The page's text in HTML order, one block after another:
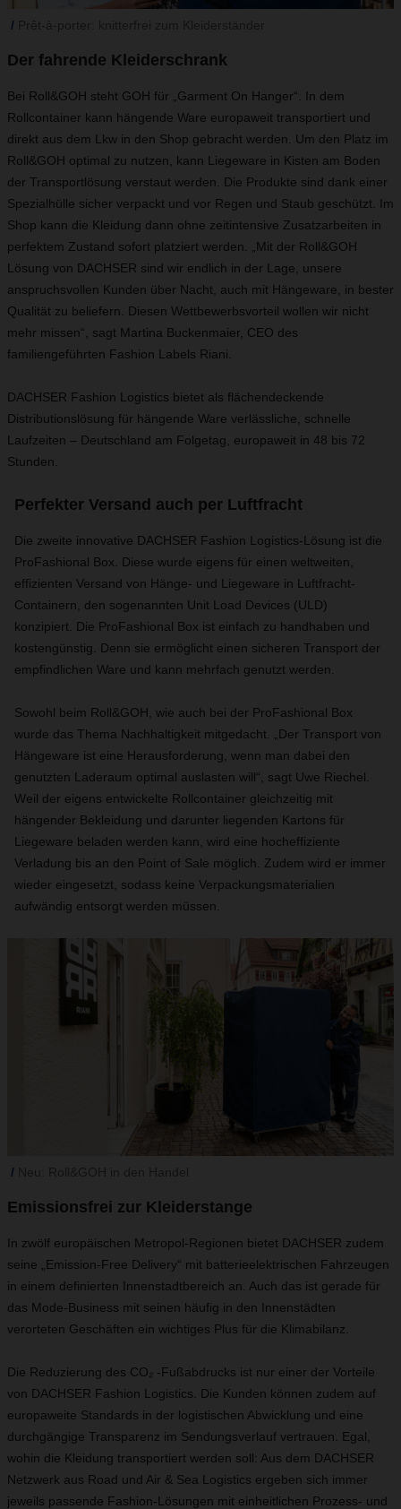
Der fahrende Kleiderschrank
Bei Roll&GOH steht GOH für „Garment On Hanger“. In dem
Rollcontainer kann hängende Ware europaweit transportiert und
direkt aus dem Lkw in den Shop gebracht werden. Um den Platz im
Roll&GOH optimal zu nutzen, kann Liegeware in Kisten am Boden
der Transportlösung verstaut werden. Die Produkte sind dank einer
Spezialhülle sicher verpackt und vor Regen und Staub geschützt. Im
Shop kann die Kleidung dann ohne zeitintensive Zusatzarbeiten in
perfektem Zustand sofort platziert werden. „Mit der Roll&GOH
Lösung von DACHSER sind wir endlich in der Lage, unsere
anspruchsvollen Kunden über Nacht, auch mit Hängeware, in bester
Qualität zu beliefern. Diesen Wettbewerbsvorteil wollen wir nicht
mehr missen“, sagt Martina Buckenmaier, CEO des
familiengeführten Fashion Labels Riani.
DACHSER Fashion Logistics bietet als flächendeckende
Distributionslösung für hängende Ware verlässliche, schnelle
Laufzeiten – Deutschland am Folgetag, europaweit in 48 bis 72
Stunden.
Perfekter Versand auch per Luftfracht
Die zweite innovative DACHSER Fashion Logistics-Lösung ist die
ProFashional Box. Diese wurde eigens für einen weltweiten,
effizienten Versand von Hänge- und Liegeware in Luftfracht-
Containern, den sogenannten Unit Load Devices (ULD)
konzipiert. Die ProFashional Box ist einfach zu handhaben und
kostengünstig. Denn sie ermöglicht einen sicheren Transport der
empfindlichen Ware und kann mehrfach genutzt werden.
Sowohl beim Roll&GOH, wie auch bei der ProFashional Box
wurde das Thema Nachhaltigkeit mitgedacht. „Der Transport von
Hängeware ist eine Herausforderung, wenn man dabei den
genutzten Laderaum optimal auslasten will“, sagt Uwe Riechel.
Weil der eigens entwickelte Rollcontainer gleichzeitig mit
hängender Bekleidung und darunter liegenden Kartons für
Liegeware beladen werden kann, wird eine hocheffiziente
Verladung bis an den Point of Sale möglich. Zudem wird er immer
wieder eingesetzt, sodass keine Verpackungsmaterialien
aufwändig entsorgt werden müssen.
Emissionsfrei zur Kleiderstange
In zwölf europäischen Metropol-Regionen bietet DACHSER zudem
seine „Emission-Free Delivery“ mit batterieelektrischen Fahrzeugen
in einem definierten Innenstadtbereich an. Auch das ist gerade für
das Mode-Business mit seinen häufig in den Innenstädten
verorteten Geschäften ein wichtiges Plus für die Klimabilanz.
Die Reduzierung des CO₂ -Fußabdrucks ist nur einer der Vorteile
von DACHSER Fashion Logistics. Die Kunden können zudem auf
europaweite Standards in der logistischen Abwicklung und eine
durchgängige Transparenz im Sendungsverlauf vertrauen. Egal,
wohin die Kleidung transportiert werden soll: Aus dem DACHSER
Netzwerk aus Road und Air & Sea Logistics ergeben sich immer
jeweils passende Fashion-Lösungen mit einheitlichen Prozess- und